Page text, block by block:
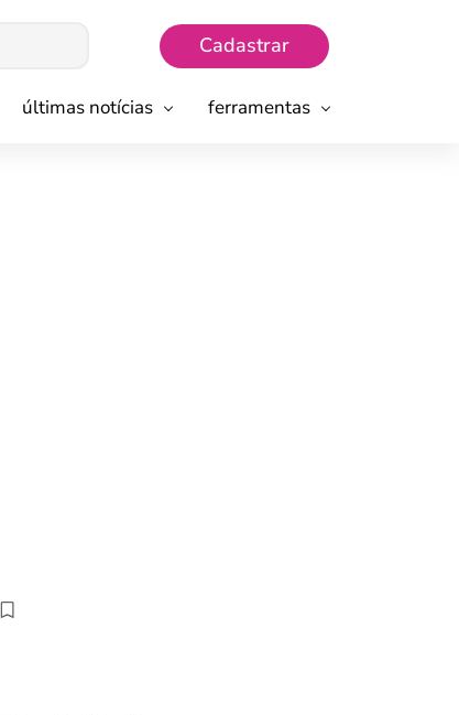
Cadastrar
últimas notícias ferramentas